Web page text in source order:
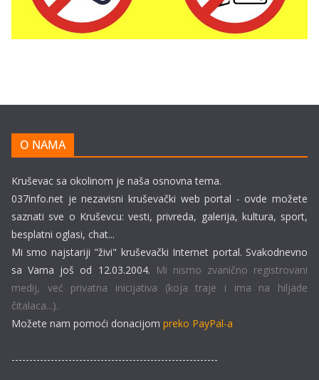
O NAMA
Kruševac sa okolinom je naša osnovna tema.
037info.net je nezavisni kruševački web portal - ovde možete
saznati sve o Kruševcu: vesti, privreda, galerija, kultura, sport,
besplatni oglasi, chat...
Mi smo najstariji "živi" kruševački Internet portal. Svakodnevno
sa Vama još od 12.03.2004. Mi nismo zvanično registrovani
medij, već privatna inicijativa (koja traje i ima na hiljade
čitalaca...).
Možete nam pomoći donacijom preko PayPal-a
----------------------------------------------------------